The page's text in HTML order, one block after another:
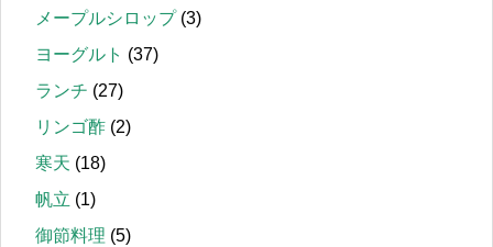
メープルシロップ (3)
ヨーグルト (37)
ランチ (27)
リンゴ酢 (2)
寒天 (18)
帆立 (1)
御節料理 (5)